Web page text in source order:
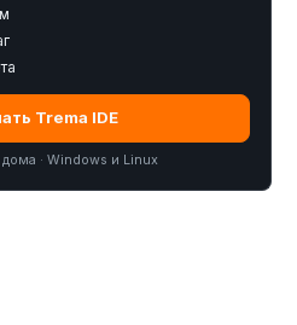
Trema IDE
дома · Windows и Linux